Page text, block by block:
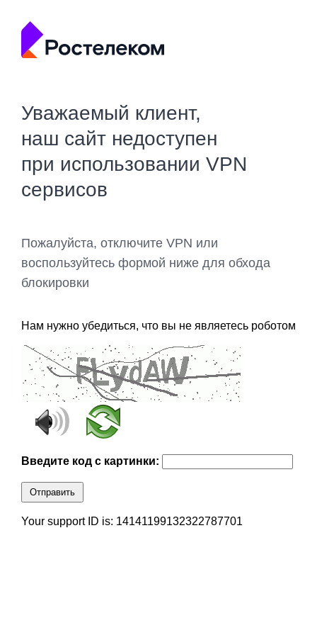
Уважаемый клиент,
наш сайт недоступен
при использовании VPN
сервисов
Пожалуйста, отключите VPN или
воспользуйтесь формой ниже для обхода
блокировки
Нам нужно убедиться, что вы не являетесь роботом
Введите код с картинки:
Отправить
Your support ID is: 14141199132322787701